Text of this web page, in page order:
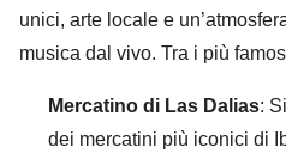
unici, arte locale e
musica dal vivo. Tra i più
Mercatino di Las Dalias:
dei mercatini più iconici di